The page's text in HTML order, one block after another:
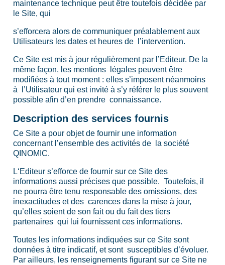
maintenance technique peut être toutefois décidée par
le Site, qui
s’efforcera alors de communiquer préalablement aux
Utilisateurs les dates et heures de l’intervention.
Ce Site est mis à jour régulièrement par l’Editeur. De la
même façon, les mentions légales peuvent être
modifiées à tout moment : elles s’imposent néanmoins
à l’Utilisateur qui est invité à s’y référer le plus souvent
possible afin d’en prendre connaissance.
Description des services fournis
Ce Site a pour objet de fournir une information
concernant l’ensemble des activités de la société
QINOMIC.
L‘Editeur s’efforce de fournir sur ce Site des
informations aussi précises que possible. Toutefois, il
ne pourra être tenu responsable des omissions, des
inexactitudes et des carences dans la mise à jour,
qu’elles soient de son fait ou du fait des tiers
partenaires qui lui fournissent ces informations.
Toutes les informations indiquées sur ce Site sont
données à titre indicatif, et sont susceptibles d’évoluer.
Par ailleurs, les renseignements figurant sur ce Site ne